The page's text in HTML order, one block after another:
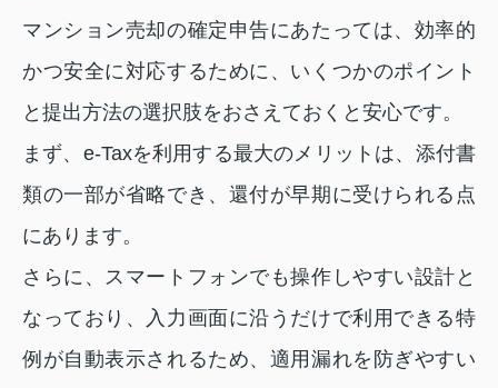
マンション売却の確定申告にあたっては、効率的
かつ安全に対応するために、いくつかのポイント
と提出方法の選択肢をおさえておくと安心です。
まず、e‑Taxを利用する最大のメリットは、添付書
類の一部が省略でき、還付が早期に受けられる点
にあります。
さらに、スマートフォンでも操作しやすい設計と
なっており、入力画面に沿うだけで利用できる特
例が自動表示されるため、適用漏れを防ぎやすい